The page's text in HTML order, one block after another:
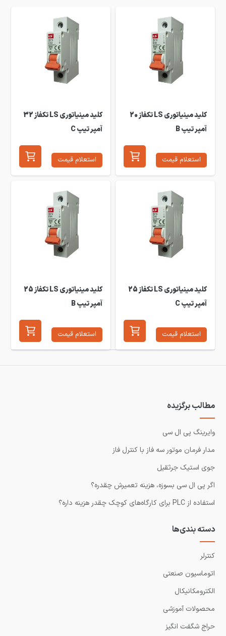
کلید مینیاتوری LS تکفاز 20
آمپر تیپ B
استعلام قیمت
کلید مینیاتوری LS تکفاز 32
آمپر تیپ C
استعلام قیمت
کلید مینیاتوری LS تکفاز 25
آمپر تیپ C
استعلام قیمت
کلید مینیاتوری LS تکفاز 25
آمپر تیپ B
استعلام قیمت
مطالب برگزیده
وایرینگ پی ال سی
مدار فرمان موتور سه فاز با کنترل فاز
جوی استیک جرثقیل
اگر پی ال سی بسوزه، هزینه تعمیرش چقدره؟
استفاده از PLC برای کارگاه‌های کوچک چقدر هزینه داره؟
دسته بندی‌ها
کنترلر
اتوماسیون صنعتی
الکترومکانیکال
محصولات آموزشی
حراج شگفت انگیز